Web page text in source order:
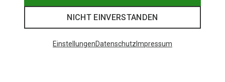
NICHT EINVERSTANDEN
EinstellungenDatenschutz Impressum